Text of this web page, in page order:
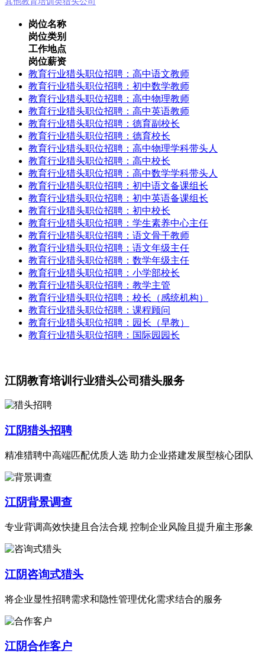
岗位名称
岗位类别
工作地点
岗位薪资
教育行业猎头职位招聘：高中语文教师
教育行业猎头职位招聘：初中数学教师
教育行业猎头职位招聘：高中物理教师
教育行业猎头职位招聘：高中英语教师
教育行业猎头职位招聘：德育副校长
教育行业猎头职位招聘：德育校长
教育行业猎头职位招聘：高中物理学科带头人
教育行业猎头职位招聘：高中校长
教育行业猎头职位招聘：高中数学学科带头人
教育行业猎头职位招聘：初中语文备课组长
教育行业猎头职位招聘：初中英语备课组长
教育行业猎头职位招聘：初中校长
教育行业猎头职位招聘：学生素养中心主任
教育行业猎头职位招聘：语文骨干教师
​教育行业猎头职位招聘：语文年级主任
教育行业猎头职位招聘：数学年级主任
教育行业猎头职位招聘：小学部校长
教育行业猎头职位招聘：教学主管
教育行业猎头职位招聘：校长（感统机构）
教育行业猎头职位招聘：课程顾问
教育行业猎头职位招聘：园长（早教）
教育行业猎头职位招聘：国际园园长
江阴教育培训行业猎头公司猎头服务
江阴猎头招聘
精准猎聘中高端匹配优质人选 助力企业搭建发展型核心团队
江阴背景调查
专业背调高效快捷且合法合规 控制企业风险且提升雇主形象
江阴咨询式猎头
将企业显性招聘需求和隐性管理优化需求结合的服务
江阴合作客户